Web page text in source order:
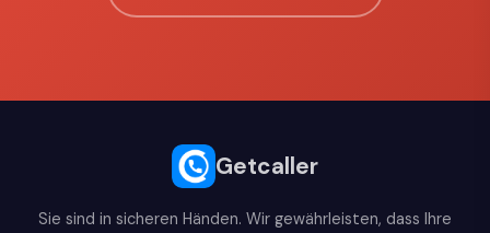
Getcaller
Sie sind in sicheren Händen. Wir gewährleisten, dass Ihre